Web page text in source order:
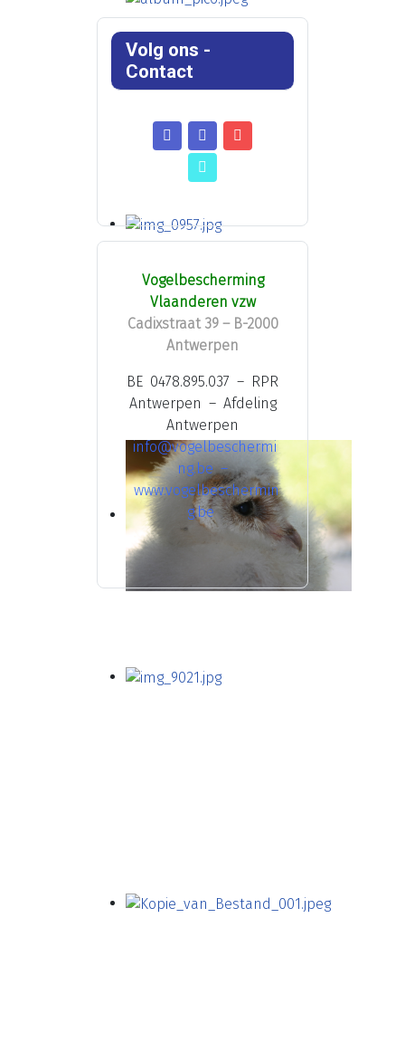
Volg ons -
Contact
Vogelbescherming
Vlaanderen vzw
Cadixstraat 39 – B-2000
Antwerpen
BE 0478.895.037 – RPR
Antwerpen – Afdeling
Antwerpen
info@vogelbeschermi
ng.be–
www.vogelbeschermin
g.be